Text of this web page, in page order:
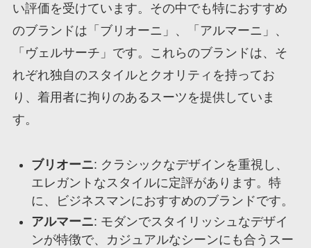
い評価を受けています。その中でも特におすすめ
のブランドは「ブリオーニ」、「アルマーニ」、
「ヴェルサーチ」です。これらのブランドは、そ
れぞれ独自のスタイルとクオリティを持ってお
り、着用者に拘りのあるスーツを提供していま
す。
ブリオーニ: クラシックなデザインを重視し、
エレガントなスタイルに定評があります。特
に、ビジネスマンにおすすめのブランドです。
アルマーニ: モダンでスタイリッシュなデザイ
ンが特徴で、カジュアルなシーンにも合うスー